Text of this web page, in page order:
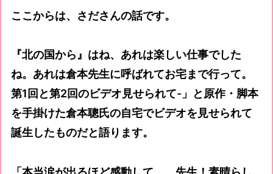
ここからは、さださんの話です。
『北の国から』はね、あれは楽しい仕事でした
ね。あれは倉本先生に呼ばれてお宅まで行って。
第1回と第2回のビデオ見せられて-」と原作・脚本
を手掛けた倉本聰氏の自宅でビデオを見せられて
誕生したものだと語ります。